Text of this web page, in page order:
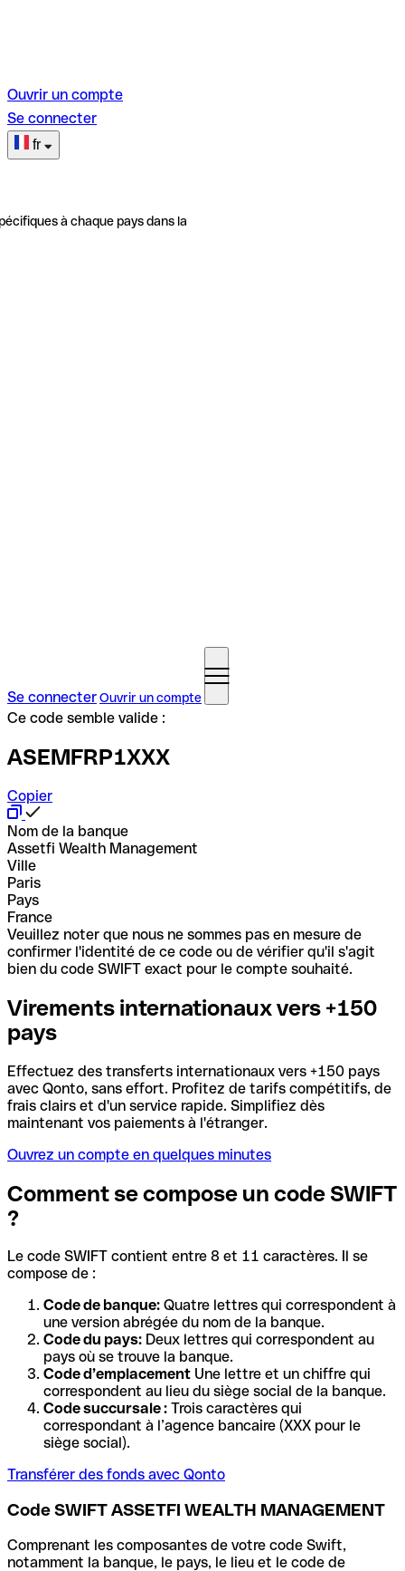
Ouvrir un compte
Se connecter
fr
à chaque pays dans la
Se connecterOuvrir un compte
Ce code semble valide :
ASEMFRP1XXX
Copier
Nom de la banque
Assetfi Wealth Management
Ville
Paris
Pays
France
Veuillez noter que nous ne sommes pas en mesure de
confirmer l'identité de ce code ou de vérifier qu'il s'agit
bien du code SWIFT exact pour le compte souhaité.
Virements internationaux vers +150
pays
Effectuez des transferts internationaux vers +150 pays
avec Qonto, sans effort. Profitez de tarifs compétitifs, de
frais clairs et d'un service rapide. Simplifiez dès
maintenant vos paiements à l'étranger.
Ouvrez un compte en quelques minutes
Comment se compose un code SWIFT
?
Le code SWIFT contient entre 8 et 11 caractères. Il se
compose de :
Code de banque: Quatre lettres qui correspondent à
une version abrégée du nom de la banque.
Code du pays: Deux lettres qui correspondent au
pays où se trouve la banque.
Code d’emplacement Une lettre et un chiffre qui
correspondent au lieu du siège social de la banque.
Code succursale : Trois caractères qui
correspondant à l’agence bancaire (XXX pour le
siège social).
Transférer des fonds avec Qonto
Code SWIFT ASSETFI WEALTH MANAGEMENT
Comprenant les composantes de votre code Swift,
notamment la banque, le pays, le lieu et le code de